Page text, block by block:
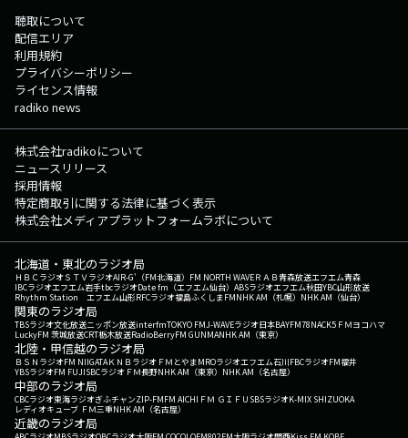
聴取について
配信エリア
利用規約
プライバシーポリシー
ライセンス情報
radiko news
株式会社radikoについて
ニュースリリース
採用情報
特定商取引に関する法律に基づく表示
株式会社メディアプラットフォームラボについて
北海道・東北のラジオ局
ＨＢＣラジオＳＴＶラジオAIR-G'（FM北海道） FM NORTH WAVEＲＡＢ青森放送エフエム青森
IBCラジオエフエム岩手tbcラジオDate fm（エフエム仙台） ABSラジオエフエム秋田YBC山形放送
Rhythm Station エフエム山形RFCラジオ福島ふくしまFMNHK AM（札幌） NHK AM（仙台）
関東のラジオ局
TBSラジオ文化放送ニッポン放送interfmTOKYO FMJ-WAVEラジオ日本BAYFM78NACK5 ＦＭヨコハマ
LuckyFM 茨城放送CRT栃木放送RadioBerryFM GUNMANHK AM（東京）
北陸・甲信越のラジオ局
ＢＳＮラジオFM NIIGATAＫＮＢラジオ ＦＭとやまMROラジオエフエム石川FBCラジオFM福井
YBSラジオFM FUJISBCラジオ ＦＭ長野NHK AM（東京） NHK AM（名古屋）
中部のラジオ局
CBCラジオ東海ラジオぎふチャンZIP-FMFM AICHI ＦＭ ＧＩＦＵ SBSラジオK-MIX SHIZUOKA
レディオキューブ ＦＭ三重NHK AM（名古屋）
近畿のラジオ局